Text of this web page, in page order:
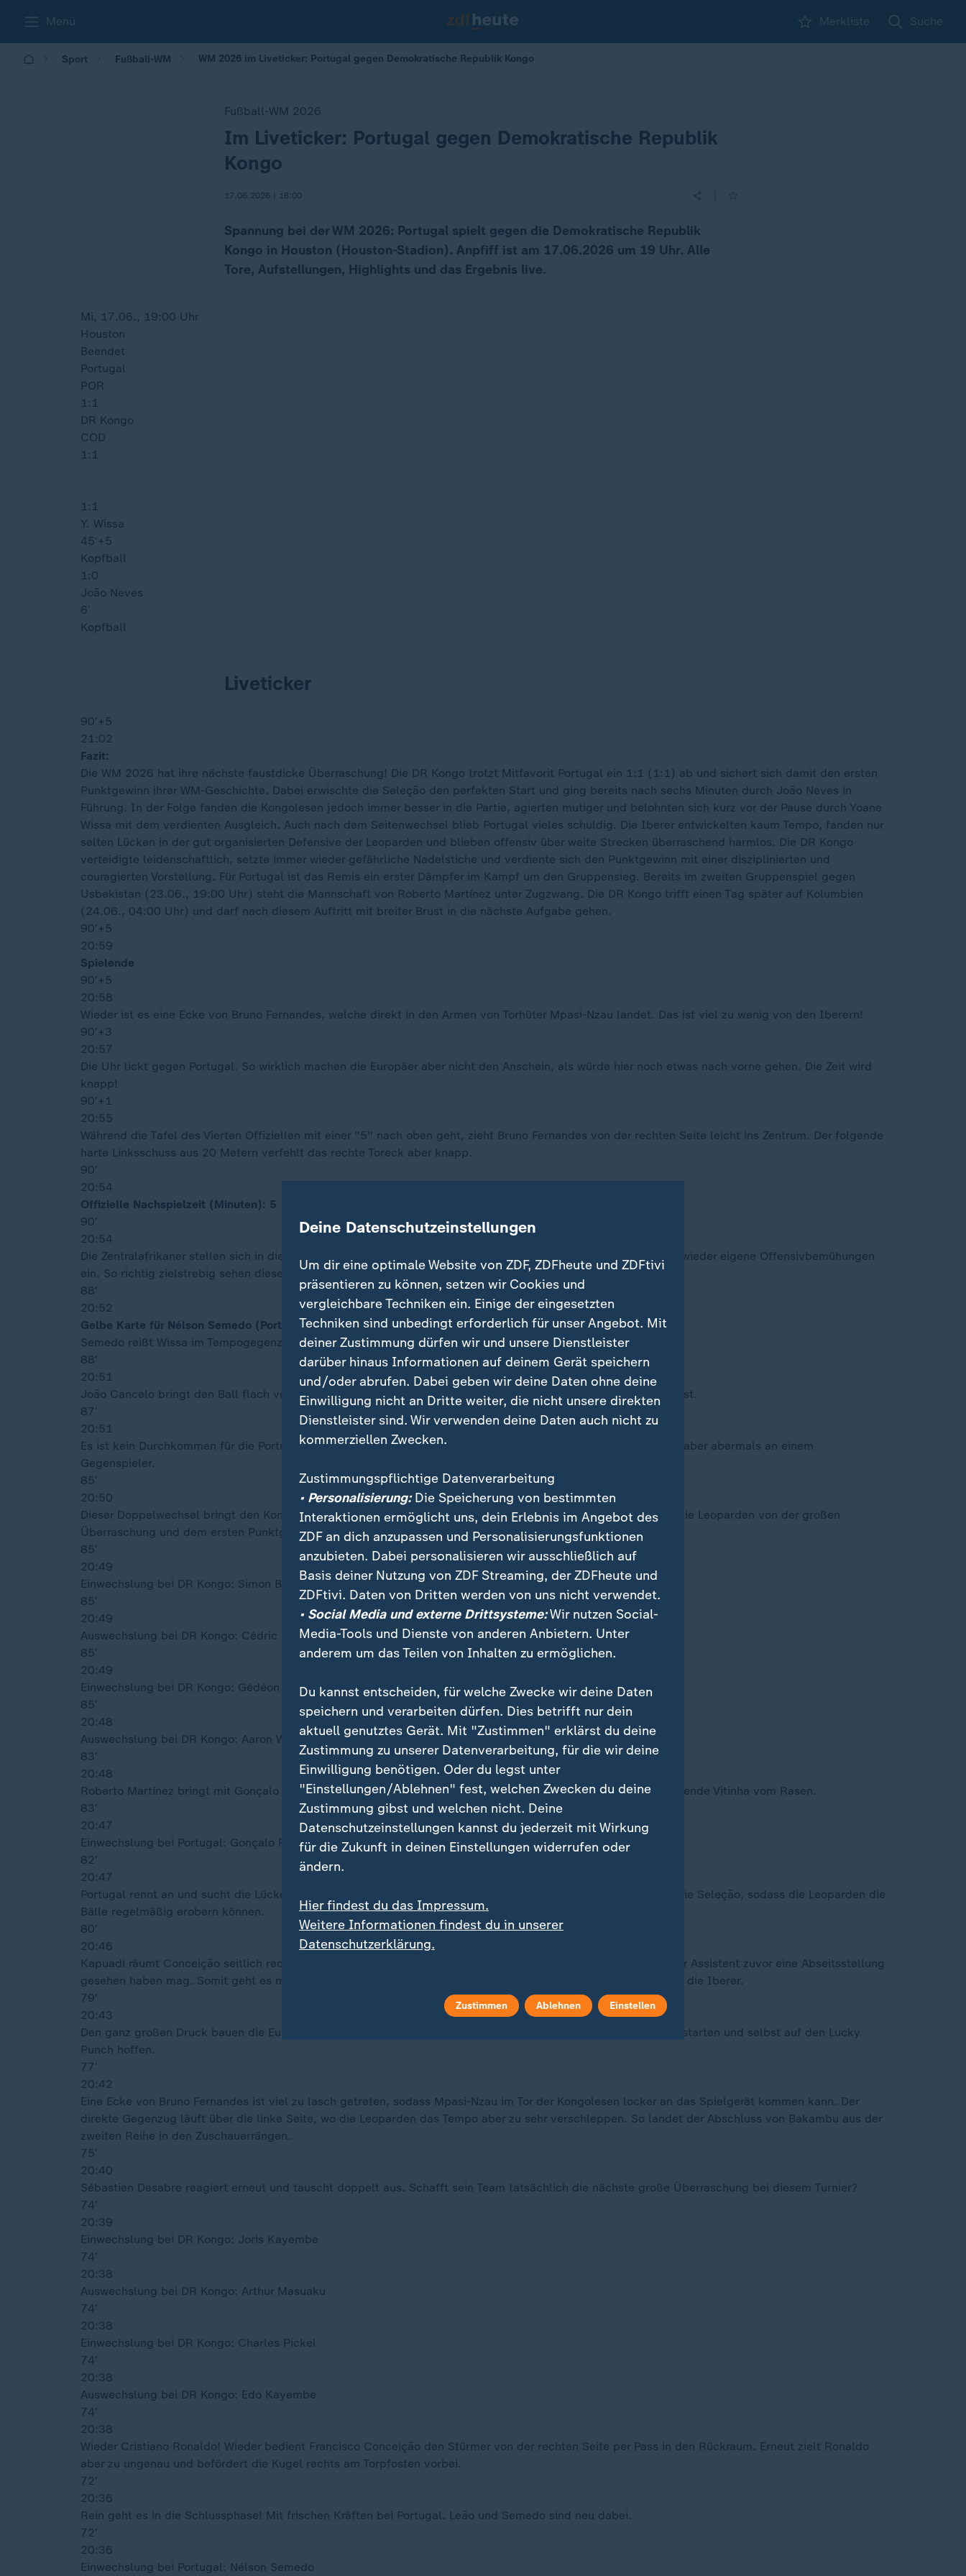
Menü Merkliste Suche
Sport Fußball-WM WM 2026 im Liveticker: Portugal gegen Demokratische Republik Kongo
Fußball-WM 2026
:Im Liveticker: Portugal gegen Demokratische Republik
Kongo
17.06.2026 | 16:00
Spannung bei der WM 2026: Portugal spielt gegen die Demokratische Republik
Kongo in Houston (Houston-Stadion). Anpfiff ist am 17.06.2026 um 19 Uhr. Alle
Tore, Aufstellungen, Highlights und das Ergebnis live.
Mi, 17.06., 19:00 Uhr
Houston
Beendet
Portugal
POR
1:1
DR Kongo
COD
1:1
1:1
Y. Wissa
45′ +5
Kopfball
1:0
João Neves
6′
Kopfball
Liveticker
90′ +5
21:02
Fazit:
Die WM 2026 hat ihre nächste faustdicke Überraschung! Die DR Kongo trotzt Mitfavorit Portugal ein 1:1 (1:1) ab und sichert sich damit den ersten
Punktgewinn ihrer WM-Geschichte. Dabei erwischte die Seleção den perfekten Start und ging bereits nach sechs Minuten durch João Neves in
Führung. In der Folge fanden die Kongolesen jedoch immer besser in die Partie, agierten mutiger und belohnten sich kurz vor der Pause durch Yoane
Wissa mit dem verdienten Ausgleich. Auch nach dem Seitenwechsel blieb Portugal vieles schuldig. Die Iberer entwickelten kaum Tempo, fanden nur
selten Lücken in der gut organisierten Defensive der Leoparden und blieben offensiv über weite Strecken überraschend harmlos. Die DR Kongo
verteidigte leidenschaftlich, setzte immer wieder gefährliche Nadelstiche und verdiente sich den Punktgewinn mit einer disziplinierten und
couragierten Vorstellung. Für Portugal ist das Remis ein erster Dämpfer im Kampf um den Gruppensieg. Bereits im zweiten Gruppenspiel gegen
Usbekistan (23.06., 19:00 Uhr) steht die Mannschaft von Roberto Martínez unter Zugzwang. Die DR Kongo trifft einen Tag später auf Kolumbien
(24.06., 04:00 Uhr) und darf nach diesem Auftritt mit breiter Brust in die nächste Aufgabe gehen.
90′ +5
20:59
Spielende
90′ +5
20:58
Wieder ist es eine Ecke von Bruno Fernandes, welche direkt in den Armen von Torhüter Mpasi-Nzau landet. Das ist viel zu wenig von den Iberern!
90′ +3
20:57
Die Uhr tickt gegen Portugal. So wirklich machen die Europäer aber nicht den Anschein, als würde hier noch etwas nach vorne gehen. Die Zeit wird
knapp!
90′ +1
20:55
Während die Tafel des Vierten Offiziellen mit einer "5" nach oben geht, zieht Bruno Fernandes von der rechten Seite leicht ins Zentrum. Der folgende
harte Linksschuss aus 20 Metern verfehlt das rechte Toreck aber knapp.
90′
20:54
Offizielle Nachspielzeit (Minuten): 5
90′
20:54
Die Zentralafrikaner stellen sich in diesen letzten Minuten aber nicht nur hintenrein, sondern bauen auch immer wieder eigene Offensivbemühungen
ein. So richtig zielstrebig sehen diese zwar nicht aus, aber das bringt immerhin wichtige Sekunden.
88′
20:52
Gelbe Karte für Nélson Semedo (Portugal)
Semedo reißt Wissa im Tempogegenzug am Kragen zu Boden. Gelb ist die logische Folge.
88′
20:51
João Cancelo bringt den Ball flach von der linken Seite in die Mitte, wo aber nur Keeper Mpasi-Nzau zur Stelle ist.
87′
20:51
Es ist kein Durchkommen für die Portugiesen zu finden. Rafael Leão probiert es über Linksaußen, scheitert dort aber abermals an einem
Gegenspieler.
85′
20:50
Dieser Doppelwechsel bringt den Kongolesen nochmals wichtige Sekunden. Nur noch wenige Minuten trennen die Leoparden von der großen
Überraschung und dem ersten Punktgewinn dieser WM.
85′
20:49
Einwechslung bei DR Kongo: Simon Banza
85′
20:49
Auswechslung bei DR Kongo: Cédric Bakambu
85′
20:49
Einwechslung bei DR Kongo: Gédéon Kalulu
85′
20:48
Auswechslung bei DR Kongo: Aaron Wan-Bissaka
83′
20:48
Roberto Martínez bringt mit Gonçalo Ramos einen weiteren Offensivspieler. Für diesen muss der eher enttäuschende Vitinha vom Rasen.
83′
20:47
Einwechslung bei Portugal: Gonçalo Ramos
82′
20:47
Portugal rennt an und sucht die Lücke gegen die kompakt stehenden Kongolesen. Doch viel zu lahm spielt es die Seleção, sodass die Leoparden die
Bälle regelmäßig erobern können.
80′
20:46
Kapuadi räumt Conceição seitlich rechts am Strafraum der Kongolesen ab und hat im Anschluss Glück, dass der Assistent zuvor eine Abseitsstellung
gesehen haben mag. Somit geht es mit einem Freistoß für die Afrikaner weiter und nicht mit einem Standard für die Iberer.
79′
20:43
Den ganz großen Druck bauen die Europäer aktuell nicht auf. So kann die DR Kongo immer wieder Gegenstöße starten und selbst auf den Lucky
Punch hoffen.
77′
20:42
Eine Ecke von Bruno Fernandes ist viel zu lasch getreten, sodass Mpasi-Nzau im Tor der Kongolesen locker an das Spielgerät kommen kann. Der
direkte Gegenzug läuft über die linke Seite, wo die Leoparden das Tempo aber zu sehr verschleppen. So landet der Abschluss von Bakambu aus der
zweiten Reihe in den Zuschauerrängen.
75′
20:40
Sébastien Desabre reagiert erneut und tauscht doppelt aus. Schafft sein Team tatsächlich die nächste große Überraschung bei diesem Turnier?
74′
20:39
Einwechslung bei DR Kongo: Joris Kayembe
74′
20:38
Auswechslung bei DR Kongo: Arthur Masuaku
74′
20:38
Einwechslung bei DR Kongo: Charles Pickel
74′
20:38
Auswechslung bei DR Kongo: Edo Kayembe
74′
20:38
Wieder Cristiano Ronaldo! Wieder bedient Francisco Conceição den Stürmer von der rechten Seite per Pass in den Rückraum. Erneut zielt Ronaldo
aber zu ungenau und befördert die Kugel rechts am Torpfosten vorbei.
72′
20:36
Rein geht es in die Schlussphase! Mit frischen Kräften bei Portugal. Leão und Semedo sind neu dabei.
72′
20:36
Einwechslung bei Portugal: Nélson Semedo
Deine Datenschutzeinstellungen
Um dir eine optimale Website von ZDF, ZDFheute und ZDFtivi
präsentieren zu können, setzen wir Cookies und
vergleichbare Techniken ein. Einige der eingesetzten
Techniken sind unbedingt erforderlich für unser Angebot. Mit
deiner Zustimmung dürfen wir und unsere Dienstleister
darüber hinaus Informationen auf deinem Gerät speichern
und/oder abrufen. Dabei geben wir deine Daten ohne deine
Einwilligung nicht an Dritte weiter, die nicht unsere direkten
Dienstleister sind. Wir verwenden deine Daten auch nicht zu
kommerziellen Zwecken.
Zustimmungspflichtige Datenverarbeitung
• Personalisierung:Die Speicherung von bestimmten
Interaktionen ermöglicht uns, dein Erlebnis im Angebot des
ZDF an dich anzupassen und Personalisierungsfunktionen
anzubieten. Dabei personalisieren wir ausschließlich auf
Basis deiner Nutzung von ZDF Streaming, der ZDFheute und
ZDFtivi. Daten von Dritten werden von uns nicht verwendet.
• Social Media und externe Drittsysteme:Wir nutzen Social-
Media-Tools und Dienste von anderen Anbietern. Unter
anderem um das Teilen von Inhalten zu ermöglichen.
Du kannst entscheiden, für welche Zwecke wir deine Daten
speichern und verarbeiten dürfen. Dies betrifft nur dein
aktuell genutztes Gerät. Mit "Zustimmen" erklärst du deine
Zustimmung zu unserer Datenverarbeitung, für die wir deine
Einwilligung benötigen. Oder du legst unter
"Einstellungen/Ablehnen" fest, welchen Zwecken du deine
Zustimmung gibst und welchen nicht. Deine
Datenschutzeinstellungen kannst du jederzeit mit Wirkung
für die Zukunft in deinen Einstellungen widerrufen oder
ändern.
Hier findest du das Impressum.
Weitere Informationen findest du in unserer
Datenschutzerklärung.
Zustimmen Ablehnen Einstellen